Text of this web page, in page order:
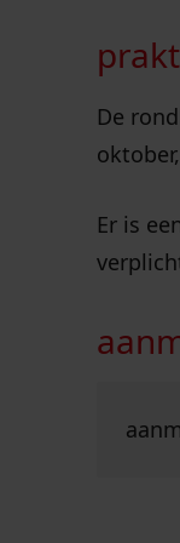
De
Er is
Ga